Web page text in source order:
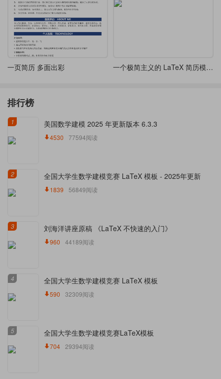
一页简历 多面出彩 一个极简主义的 LaTeX 简历模板-五种优雅字体选择
排行榜
1 美国数学建模 2025 年更新版本 6.3.3
4530 77594阅读
2 全国大学生数学建模竞赛 LaTeX 模板 - 2025年更新
1839 56849阅读
3 刘海洋讲座原稿 《LaTeX 不快速的入门》
960 44189阅读
4 全国大学生数学建模竞赛 LaTeX 模板
590 32309阅读
5 全国大学生数学建模竞赛LaTeX模板
704 29394阅读